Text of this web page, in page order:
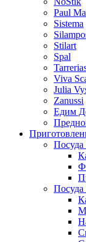
Paul
Sistema
Stilart
Spal
Viva
Julia
Zanussi
Едим
Посуда
Посуда